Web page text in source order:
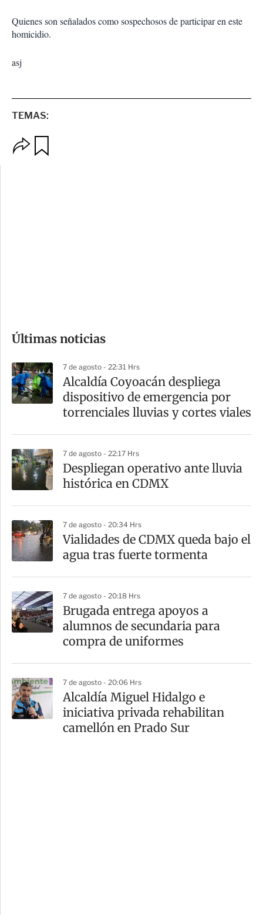
Quienes son señalados como sospechosos de participar en este
homicidio.
asj
TEMAS:
m
a
r
t
Últimas noticias
7 de agosto - 22:31 Hrs
Alcaldía Coyoacán despliega
dispositivo de emergencia por
torrenciales lluvias y cortes viales
7 de agosto - 22:17 Hrs
Despliegan operativo ante lluvia
histórica en CDMX
7 de agosto - 20:34 Hrs
Vialidades de CDMX queda bajo el
agua tras fuerte tormenta
7 de agosto - 20:18 Hrs
Brugada entrega apoyos a
alumnos de secundaria para
compra de uniformes
7 de agosto - 20:06 Hrs
Alcaldía Miguel Hidalgo e
iniciativa privada rehabilitan
camellón en Prado Sur